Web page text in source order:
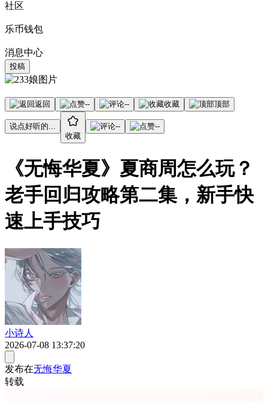
社区
乐币钱包
消息中心
投稿
返回 -- -- 收藏 顶部
说点好听的...
收藏
-- --
《无悔华夏》夏商周怎么玩？
老手回归攻略第二集，新手快
速上手技巧
小诗人
2026-07-08 13:37:20
发布在无悔华夏
转载